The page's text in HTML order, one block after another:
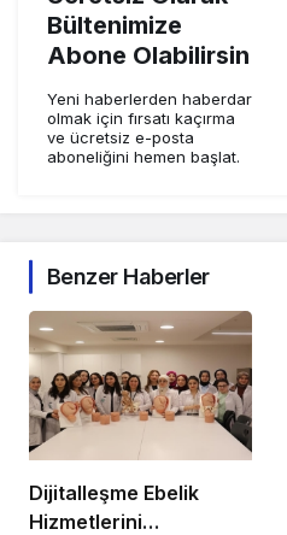
Bültenimize
Abone Olabilirsin
Yeni haberlerden haberdar
olmak için fırsatı kaçırma
ve ücretsiz e-posta
aboneliğini hemen başlat.
Benzer Haberler
Dijitalleşme Ebelik
Hizmetlerini